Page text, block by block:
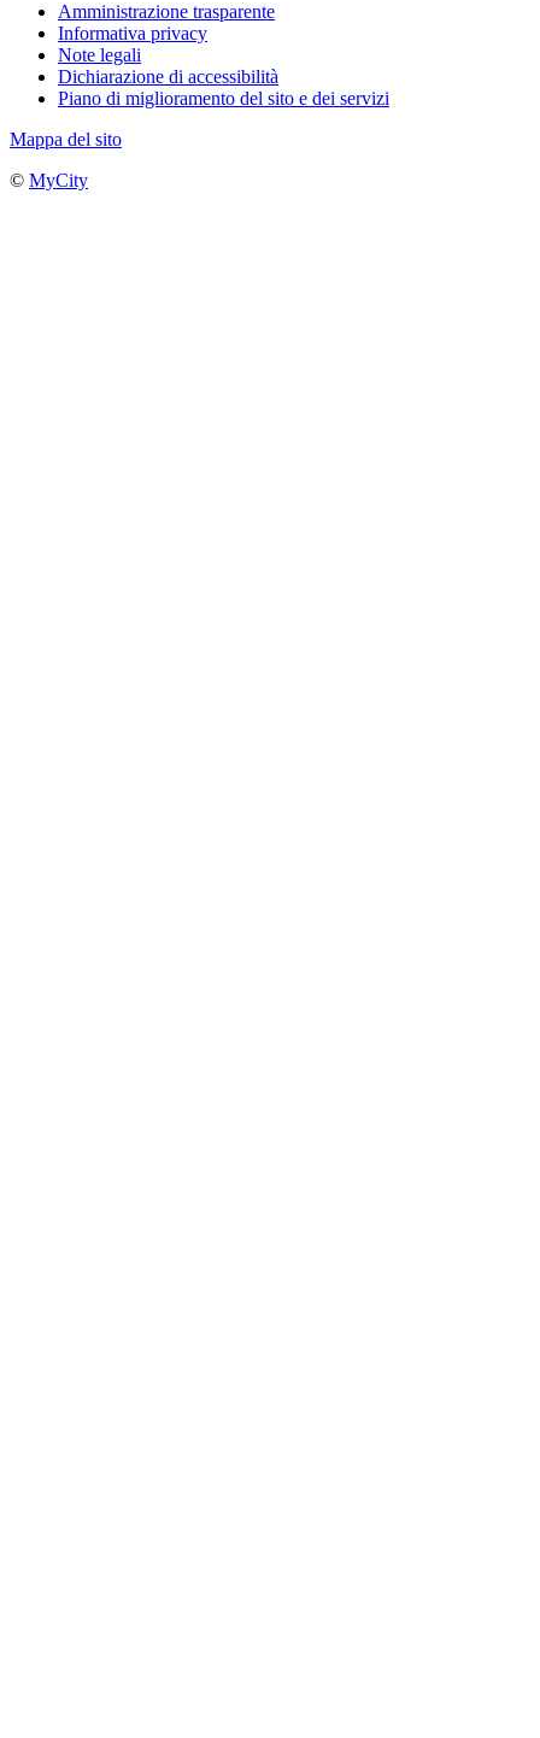
Amministrazione trasparente
Informativa privacy
Note legali
Dichiarazione di accessibilità
Piano di miglioramento del sito e dei servizi
Mappa del sito
© MyCity